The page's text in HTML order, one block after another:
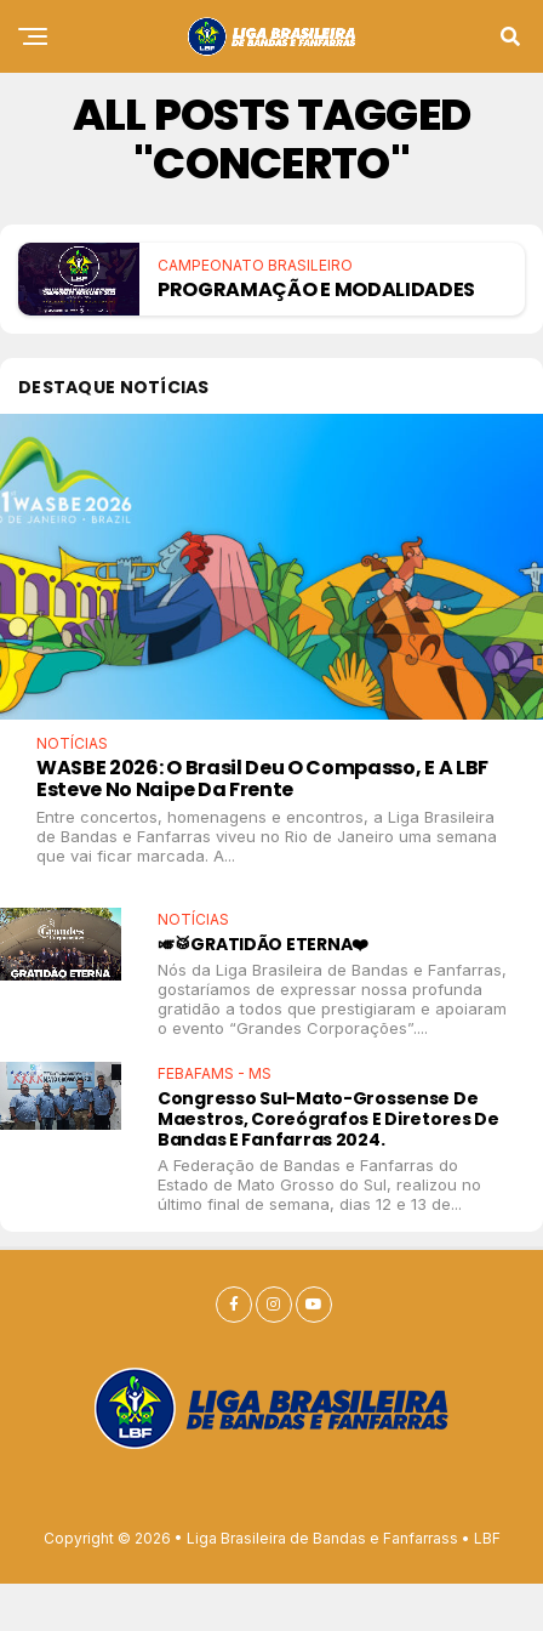
ALL POSTS TAGGED
"CONCERTO"
CAMPEONATO BRASILEIRO
PROGRAMAÇÃO E MODALIDADES
DESTAQUE NOTÍCIAS
NOTÍCIAS
WASBE 2026: O Brasil Deu O Compasso, E A LBF
Esteve No Naipe Da Frente
Entre concertos, homenagens e encontros, a Liga Brasileira
de Bandas e Fanfarras viveu no Rio de Janeiro uma semana
que vai ficar marcada. A...
NOTÍCIAS
🎺🥁GRATIDÃO ETERNA❤️
Nós da Liga Brasileira de Bandas e Fanfarras,
gostaríamos de expressar nossa profunda
gratidão a todos que prestigiaram e apoiaram
o evento “Grandes Corporações”....
FEBAFAMS - MS
Congresso Sul-Mato-Grossense De
Maestros, Coreógrafos E Diretores De
Bandas E Fanfarras 2024.
A Federação de Bandas e Fanfarras do
Estado de Mato Grosso do Sul, realizou no
último final de semana, dias 12 e 13 de...
Copyright © 2026 • Liga Brasileira de Bandas e Fanfarrass • LBF